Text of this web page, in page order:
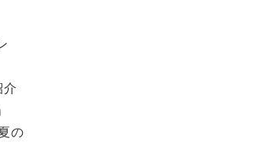
介
の